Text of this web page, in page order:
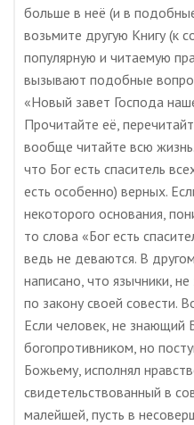
больше в неё (и в
возьмите другую Книгу (к
популярную и читаемую
вызывают подобные
«Новый завет Господа
Прочитайте её,
вообще читайте всю
что Бог есть спаситель
есть особенно) верных.
некоторого основания,
то слова «Бог есть
ведь не деваются. В
написано, что язычники,
по закону своей совести.
Если человек, не знающий
богопротивником, но
Божьему, исполнял
свидетельствованный в
малейшей, пусть в